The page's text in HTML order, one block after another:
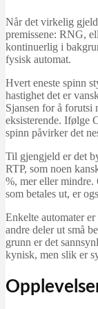
Når det virkelig
premissene: RNG,
kontinuerlig i
fysisk automat.
Hvert eneste spinn
hastighet det er
Sjansen for å forutsi
eksisterende. Ifølge
spinn påvirker det
Til gjengjeld er det
RTP, som noen
%, mer eller
som betales ut, er
Enkelte automater
andre deler ut små
grunn er det
kynisk, men slik er